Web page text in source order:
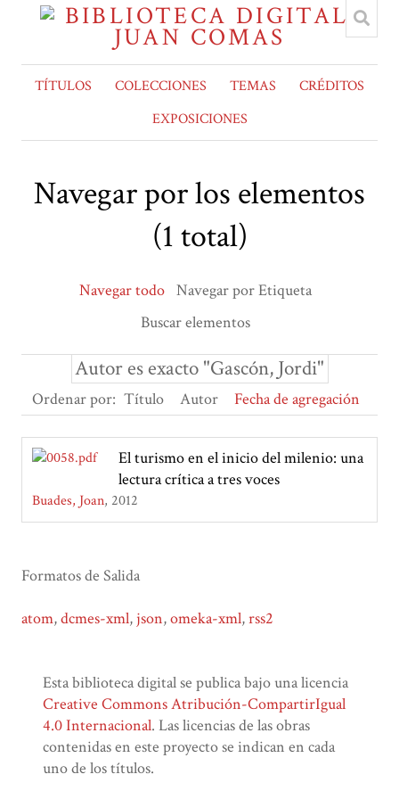
TÍTULOS COLECCIONES TEMAS
CRÉDITOS
EXPOSICIONES
Navegar por los elementos
(1 total)
Navegar todo Navegar por Etiqueta
Buscar elementos
Autor es exacto "Gascón, Jordi"
Ordenar por: Título Autor Fecha de agregación
El turismo en el inicio del milenio: una
lectura crítica a tres voces
Buades, Joan 2012
Formatos de Salida
atom,dcmes-xml, json,omeka-xml,rss2
Esta biblioteca digital se publica bajo una licencia
Creative Commons Atribución-CompartirIgual
4.0 Internacional. Las licencias de las obras
contenidas en este proyecto se indican en cada
uno de los títulos.